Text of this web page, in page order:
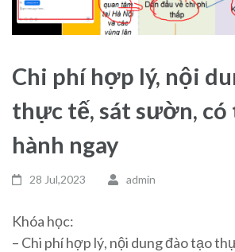
Chi phí hợp lý, nội
thực tế, sát sườn,
hành ngay
28 Jul,2023 admin
Khóa học:
– Chi phí hợp lý, nội dung đào tạo